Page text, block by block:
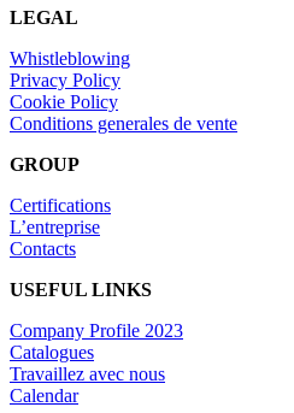
LEGAL
Whistleblowing
Privacy Policy
Cookie Policy
Conditions generales de vente
GROUP
Certifications
L’entreprise
Contacts
USEFUL LINKS
Company Profile 2023
Catalogues
Travaillez avec nous
Calendar